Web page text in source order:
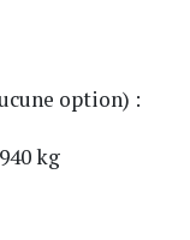
option) :
kg